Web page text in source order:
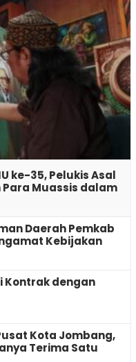
ke-35, Pelukis Asal
Muassis dalam
Daerah Pemkab
Kebijakan
Kontrak dengan
Kota Jombang,
Terima Satu